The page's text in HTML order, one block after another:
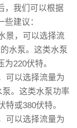
，我们可以根据
建议：
景，可以选择流
水泵。这类水泵
220伏特。
可以选择流量为
。这类水泵功率
特或380伏特。
可以选择流量为